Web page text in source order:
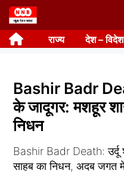
Skip
to
content राज्य देश – विदेश
Bashir Badr
के जादूगर: मशहूर
निधन
Bashir Badr Death: उर्दू
साहब का निधन, अदब जगत